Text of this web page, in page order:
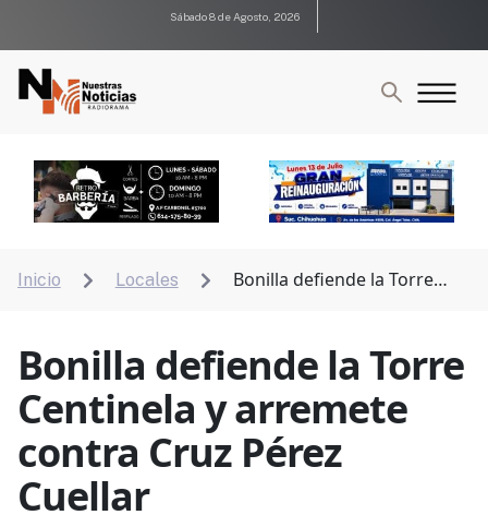
Sábado 8 de Agosto, 2026
Inicio  Locales 
Bonilla defiende la Torre
Bonilla defiende la Torre
Centinela y arremete
contra Cruz Pérez
Cuellar